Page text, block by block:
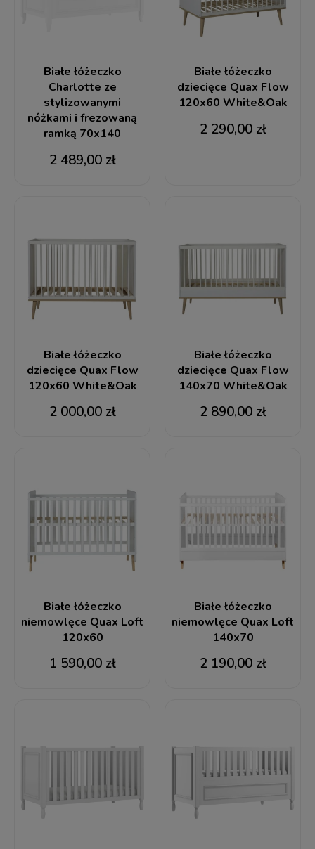
Białe łóżeczko
Charlotte ze
stylizowanymi
nóżkami i frezowaną
ramką 70x140
2 489,00 zł
Białe łóżeczko
dziecięce Quax Flow
120x60 White&Oak
2 290,00 zł
Białe łóżeczko
dziecięce Quax Flow
120x60 White&Oak
2 000,00 zł
Białe łóżeczko
dziecięce Quax Flow
140x70 White&Oak
2 890,00 zł
Białe łóżeczko
niemowlęce Quax Loft
120x60
1 590,00 zł
Białe łóżeczko
niemowlęce Quax Loft
140x70
2 190,00 zł